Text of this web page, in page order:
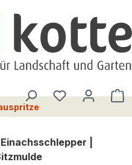
Du hast 0
|